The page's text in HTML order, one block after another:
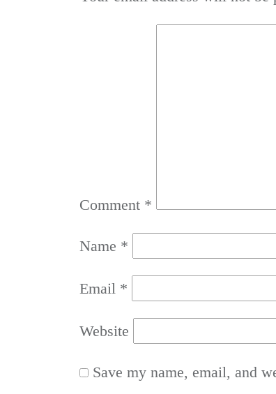
Comment *
Name *
Email *
Website
Save my name, email, and